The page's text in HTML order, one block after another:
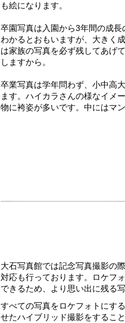
も絵になります。
卒園写真は入園から3年間の成
わかるとおもいますが、大きく
は家族の写真を必ず残してあげ
しますから。
卒業写真は学年問わず、小中高
ます。ハイカラさんの様なイメ
物に袴姿が多いです。中にはマ
大石写真館では記念写真撮影の
対応も行っております。ロケフ
できるため、より思い出に残る
すべての写真をロケフォトにす
せたハイブリッド撮影をするこ